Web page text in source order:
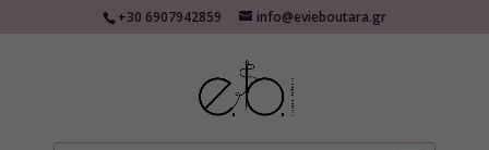
+30 6907942859 info@evieboutara.gr